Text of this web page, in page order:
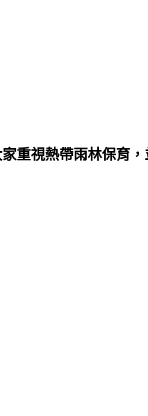
重視熱帶雨林保育